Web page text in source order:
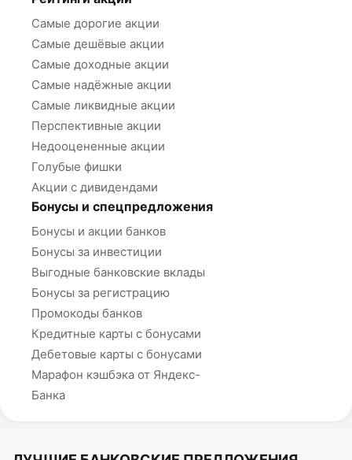
Самые дорогие акции
Самые дешёвые акции
Самые доходные акции
Самые надёжные акции
Самые ликвидные акции
Перспективные акции
Недооцененные акции
Голубые фишки
Акции с дивидендами
Бонусы и спецпредложения
Бонусы и акции банков
Бонусы за инвестиции
Выгодные банковские вклады
Бонусы за регистрацию
Промокоды банков
Кредитные карты с бонусами
Дебетовые карты с бонусами
Марафон кэшбэка от Яндекс-
Банка